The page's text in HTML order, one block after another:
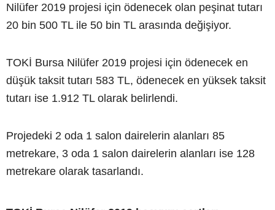
Nilüfer 2019 projesi için ödenecek olan peşinat tutarı
20 bin 500 TL ile 50 bin TL arasında değişiyor.
TOKİ Bursa Nilüfer 2019 projesi için ödenecek en
düşük taksit tutarı 583 TL, ödenecek en yüksek taksit
tutarı ise 1.912 TL olarak belirlendi.
Projedeki 2 oda 1 salon dairelerin alanları 85
metrekare, 3 oda 1 salon dairelerin alanları ise 128
metrekare olarak tasarlandı.